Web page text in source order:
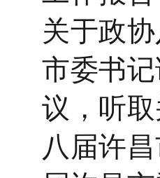
关于政
市委书
议，听
八届许